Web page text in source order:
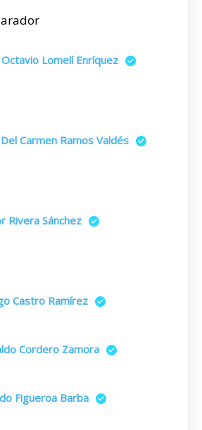
Lomelí Enríquez
Carmen Ramos Valdés
Rivera Sánchez
Castro Ramírez
Cordero Zamora
Figueroa Barba